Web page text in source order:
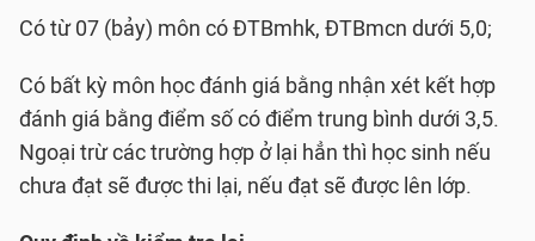
Có từ 07 (bảy) môn có ĐTBmhk, ĐTBmcn dưới 5,0;
Có bất kỳ môn học đánh giá bằng nhận xét kết hợp
đánh giá bằng điểm số có điểm trung bình dưới 3,5.
Ngoại trừ các trường hợp ở lại hẳn thì học sinh nếu
chưa đạt sẽ được thi lại, nếu đạt sẽ được lên lớp.